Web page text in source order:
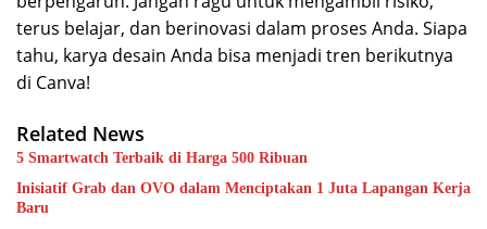
terus belajar, dan berinovasi dalam proses Anda. Siapa
tahu, karya desain Anda bisa menjadi tren berikutnya
di Canva!
Related News
5 Smartwatch Terbaik di Harga 500 Ribuan
Inisiatif Grab dan OVO dalam Menciptakan 1 Juta Lapangan Kerja
Baru